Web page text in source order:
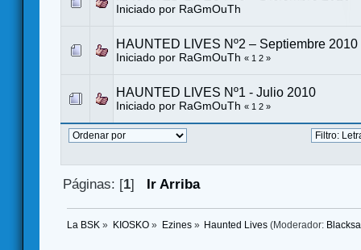
Iniciado por RaGmOuTh
HAUNTED LIVES Nº2 – Septiembre 2010
Iniciado por RaGmOuTh « 1 2 »
HAUNTED LIVES Nº1 - Julio 2010
Iniciado por RaGmOuTh « 1 2 »
Páginas: [1] Ir Arriba
La BSK » KIOSKO» Ezines» Haunted Lives (Moderador: